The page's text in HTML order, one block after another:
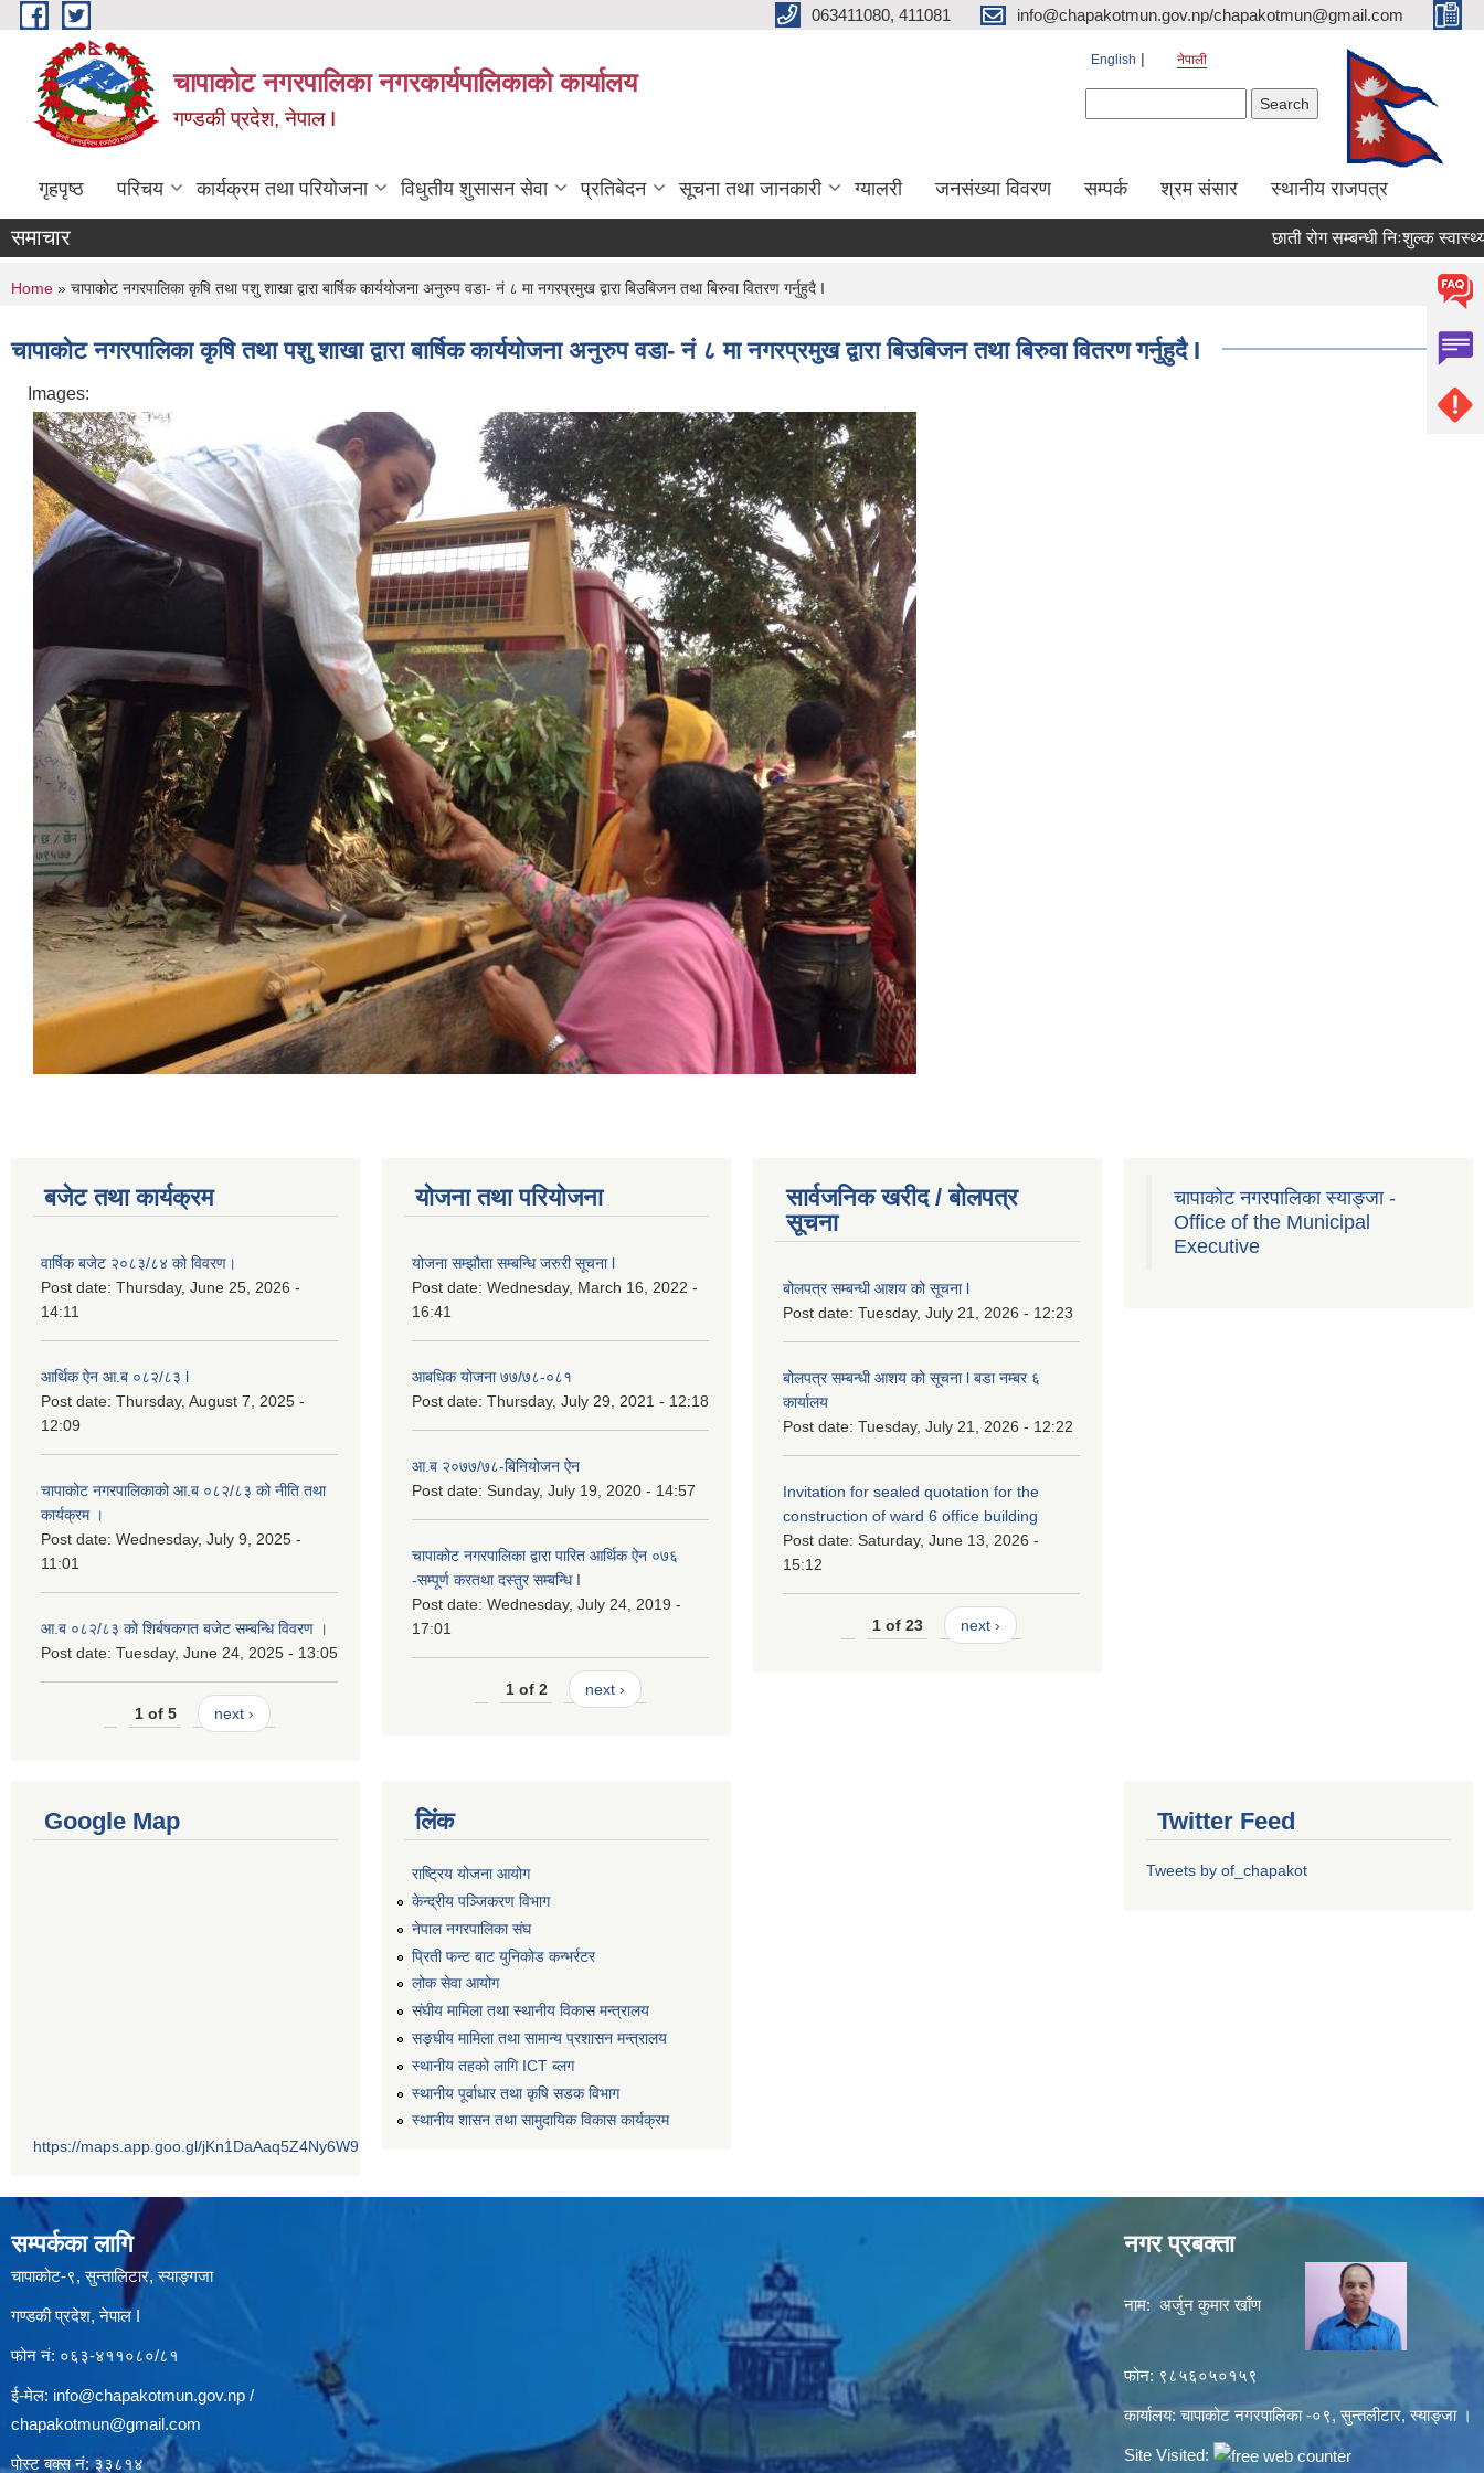
Skip to main content 063411080, 411081 info@chapakotmun.gov.np/chapakotmun@gmail.com
चापाकोट नगरपालिका नगरकार्यपालिकाको कार्यालय
गण्डकी प्रदेश, नेपाल I
English नेपाली
गृहपृष्ठ परिचय कार्यक्रम तथा परियोजना विधुतीय शुसासन सेवा प्रतिबेदन सूचना तथा जानकारी ग्यालरी जनसंख्या विवरण सम्पर्क श्रम संसार स्थानीय राजपत्र
समाचार छाती रोग सम्बन्धी निःशुल्क स्वास्थ्य
You are here
Home » चापाकोट नगरपालिका कृषि तथा पशु शाखा द्वारा बार्षिक कार्ययोजना अनुरुप वडा- नं ८ मा नगरप्रमुख द्वारा बिउबिजन तथा बिरुवा वितरण गर्नुहुदै I
चापाकोट नगरपालिका कृषि तथा पशु शाखा द्वारा बार्षिक कार्ययोजना अनुरुप वडा- नं ८ मा नगरप्रमुख द्वारा बिउबिजन तथा बिरुवा वितरण गर्नुहुदै I
Images:
बजेट तथा कार्यक्रम
वार्षिक बजेट २०८३/८४ को विवरण।
Post date: Thursday, June 25, 2026 -
14:11
आर्थिक ऐन आ.ब ०८२/८३ l
Post date: Thursday, August 7, 2025 -
12:09
चापाकोट नगरपालिकाको आ.ब ०८२/८३ को नीति तथा
कार्यक्रम ।
Post date: Wednesday, July 9, 2025 -
11:01
आ.ब ०८२/८३ को शिर्बषकगत बजेट सम्बन्धि विवरण ।
Post date: Tuesday, June 24, 2025 - 13:05
1 of 5 next ›
योजना तथा परियोजना
योजना सम्झौता सम्बन्धि जरुरी सूचना l
Post date: Wednesday, March 16, 2022 -
16:41
आबधिक योजना ७७/७८-०८१
Post date: Thursday, July 29, 2021 - 12:18
आ.ब २०७७/७८-बिनियोजन ऐन
Post date: Sunday, July 19, 2020 - 14:57
चापाकोट नगरपालिका द्वारा पारित आर्थिक ऐन ०७६
-सम्पूर्ण करतथा दस्तुर सम्बन्धि I
Post date: Wednesday, July 24, 2019 -
17:01
1 of 2 next ›
सार्वजनिक खरीद / बोलपत्र
सूचना
बोलपत्र सम्बन्धी आशय को सूचना l
Post date: Tuesday, July 21, 2026 - 12:23
बोलपत्र सम्बन्धी आशय को सूचना l बडा नम्बर ६
कार्यालय
Post date: Tuesday, July 21, 2026 - 12:22
Invitation for sealed quotation for the
construction of ward 6 office building
Post date: Saturday, June 13, 2026 -
15:12
1 of 23 next ›
चापाकोट नगरपालिका स्याङ्जा -
Office of the Municipal
Executive
Google Map
https://maps.app.goo.gl/jKn1DaAaq5Z4Ny6W9
लिंक
राष्ट्रिय योजना आयोग
केन्द्रीय पञ्जिकरण विभाग
नेपाल नगरपालिका संघ
प्रिती फन्ट बाट युनिकोड कन्भर्रटर
लोक सेवा आयोग
संघीय मामिला तथा स्थानीय विकास मन्त्रालय
सङ्घीय मामिला तथा सामान्य प्रशासन मन्त्रालय
स्थानीय तहको लागि ICT ब्लग
स्थानीय पूर्वाधार तथा कृषि सडक विभाग
स्थानीय शासन तथा सामुदायिक विकास कार्यक्रम
Twitter Feed
Tweets by of_chapakot
सम्पर्कका लागि
चापाकोट-९, सुन्तालिटार, स्याङ्गजा
गण्डकी प्रदेश, नेपाल I
फोन नं: ०६३-४११०८०/८१
ई-मेल: info@chapakotmun.gov.np /
chapakotmun@gmail.com
पोस्ट बक्स नं: ३३८१४
नगर प्रबक्ता
नाम: अर्जुन कुमार खाँण
फोन: ९८५६०५०१५९
कार्यालय: चापाकोट नगरपालिका -०९, सुन्तलीटार, स्याङ्जा ।
Site Visited: